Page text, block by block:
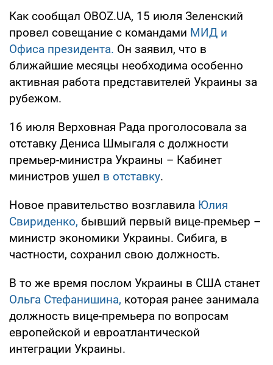
Как сообщал OBOZ.UA, 15 июля Зеленский
провел совещание с командами МИД и
Офиса президента. Он заявил, что в
ближайшие месяцы необходима особенно
активная работа представителей Украины за
рубежом.
16 июля Верховная Рада проголосовала за
отставку Дениса Шмыгаля с должности
премьер-министра Украины – Кабинет
министров ушел в отставку.
Новое правительство возглавила Юлия
Свириденко, бывший первый вице-премьер –
министр экономики Украины. Сибига, в
частности, сохранил свою должность.
В то же время послом Украины в США станет
Ольга Стефанишина, которая ранее занимала
должность вице-премьера по вопросам
европейской и евроатлантической
интеграции Украины.